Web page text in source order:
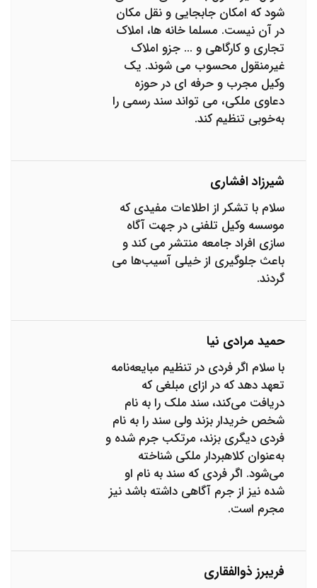
شود که امکان جابجایی و نقل مکان
در آن نیست. مسلما خانه ‌ها، املاک
تجاری و کارگاهی و ... جزو املاک
غیرمنقول محسوب می‌ شوند. یک
وکیل مجرب و حرفه ای در حوزه
دعاوی ملکی، می تواند سند رسمی را
به‌خوبی تنظیم کند.
شیرزاد افشاری
سلام با تشکر از اطلاعات مفیدی که
موسسه وکیل تلفنی در جهت آگاه
سازی افراد جامعه منتشر می کند و
باعث جلوگیری از خیلی آسیب‌ها می
گردند.
حمید مرادی نیا
با سلام اگر فردی در تنظیم مبایعه‌نامه
تعهد دهد که در ازای مبلغی که
دریافت می‌کند، سند ملک را به نام
شخص خریدار بزند ولی سند را به نام
فردی دیگری بزند، مرتکب جرم شده و
به‌عنوان کلاهبردار ملکی شناخته
می‌شود. اگر فردی که سند به نام او
شده نیز از جرم آگاهی داشته باشد نیز
مجرم است.
فریبرز ذوالفقاری